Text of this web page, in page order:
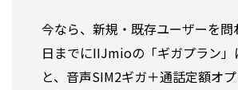
今なら、新規・既存ユーザーを問
日までにIIJmioの「ギガプラン」
と、音声SIM2ギガ＋通話定額オ